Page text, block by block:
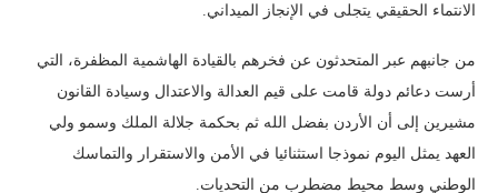
الانتماء الحقيقي يتجلى في الإنجاز الميداني.
من جانبهم عبر المتحدثون عن فخرهم بالقيادة الهاشمية المظفرة، التي
أرست دعائم دولة قامت على قيم العدالة والاعتدال وسيادة القانون
مشيرين إلى أن الأردن بفضل الله ثم بحكمة جلالة الملك وسمو ولي
العهد يمثل اليوم نموذجا استثنائيا في الأمن والاستقرار والتماسك
الوطني وسط محيط مضطرب من التحديات.